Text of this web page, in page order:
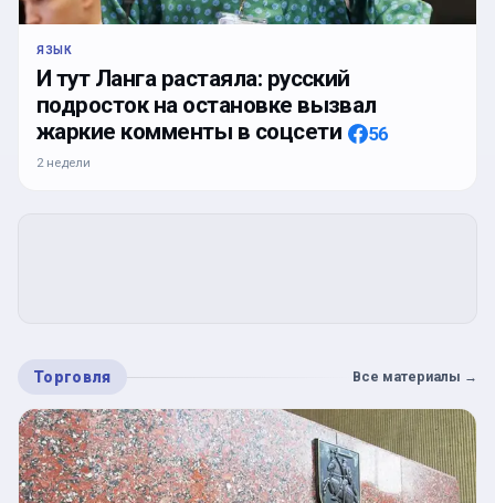
ЯЗЫК
И тут Ланга растаяла: русский
подросток на остановке вызвал
жаркие комменты в соцсети
56
2 недели
Торговля Все материалы →